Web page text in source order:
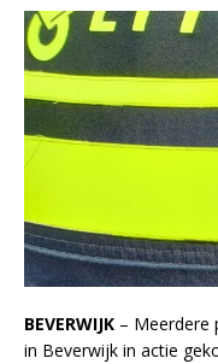
BEVERWIJK – Meerdere
in Beverwijk in actie